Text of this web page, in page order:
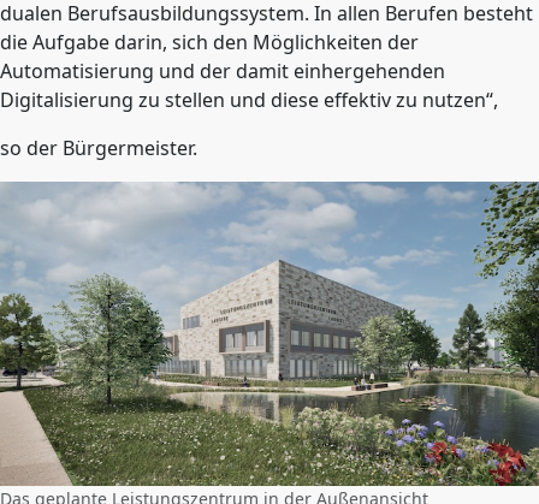
dualen Berufsausbildungssystem. In allen Berufen besteht
die Aufgabe darin, sich den Möglichkeiten der
Automatisierung und der damit einhergehenden
Digitalisierung zu stellen und diese effektiv zu nutzen“,
so der Bürgermeister.
Das geplante Leistungszentrum in der Außenansicht